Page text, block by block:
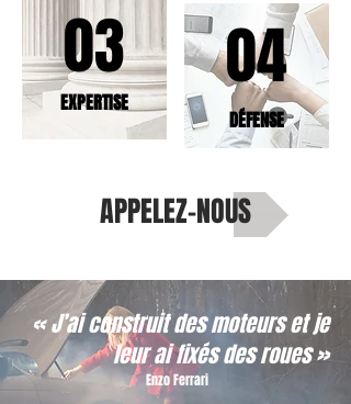
03
EXPERTISE
04
DÉFENSE
APPELEZ-NOUS
« J’ai construit des moteurs et je
leur ai fixés des roues »
Enzo Ferrari